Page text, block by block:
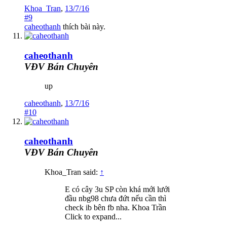
Khoa_Tran, 13/7/16
#9
caheothanh thích bài này.
caheothanh
VĐV Bán Chuyên
up
caheothanh, 13/7/16
#10
caheothanh
VĐV Bán Chuyên
Khoa_Tran said: ↑
E có cây 3u SP còn khá mới lưới
đầu nbg98 chưa đứt nếu cần thì
check ib bên fb nha. Khoa Trần
Click to expand...